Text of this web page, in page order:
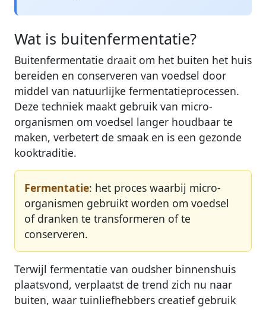
Wat is buitenfermentatie?
Buitenfermentatie draait om het buiten het huis
bereiden en conserveren van voedsel door
middel van natuurlijke fermentatieprocessen.
Deze techniek maakt gebruik van micro-
organismen om voedsel langer houdbaar te
maken, verbetert de smaak en is een gezonde
kooktraditie.
Fermentatie: het proces waarbij micro-
organismen gebruikt worden om voedsel
of dranken te transformeren of te
conserveren.
Terwijl fermentatie van oudsher binnenshuis
plaatsvond, verplaatst de trend zich nu naar
buiten, waar tuinliefhebbers creatief gebruik